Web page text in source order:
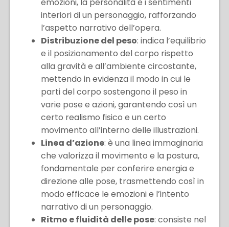
interiori di un personaggio, rafforzando
l’aspetto narrativo dell’opera.
Distribuzione del peso: indica l’equilibrio
e il posizionamento del corpo rispetto
alla gravità e all’ambiente circostante,
mettendo in evidenza il modo in cui le
parti del corpo sostengono il peso in
varie pose e azioni, garantendo così un
certo realismo fisico e un certo
movimento all’interno delle illustrazioni.
Linea d’azione: è una linea immaginaria
che valorizza il movimento e la postura,
fondamentale per conferire energia e
direzione alle pose, trasmettendo così in
modo efficace le emozioni e l’intento
narrativo di un personaggio.
Ritmo e fluidità delle pose: consiste nel